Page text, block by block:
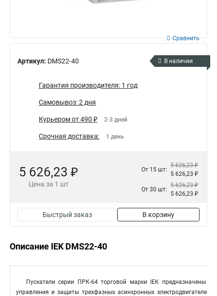
Артикул: DMS22-40
Сравнить
В наличии
Гарантия производителя: 1 год
Самовывоз: 2 дня
Курьером от 490 ₽ 2-3 дней
Срочная доставка: 1 день
5 626,23 ₽
Цена за 1 шт
От 15 шт:
5 626,23 ₽
5 626,23 ₽
От 30 шт:
5 626,23 ₽
5 626,23 ₽
Быстрый заказ В корзину
Описание IEK DMS22-40
Пускатели серии ПРК-64 торговой марки IEK предназначены
управления и защиты трехфазных асинхронных электродвигателей